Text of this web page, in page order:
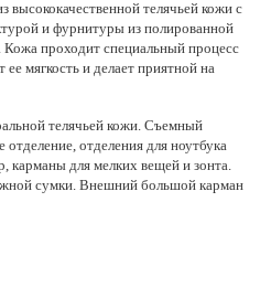
высококачественной телячьей кожи с
и фурнитуры из полированной
Кожа проходит специальный процесс
мягкость и делает приятной на
телячьей кожи. Съемный
отделения для ноутбука
карманы для мелких вещей и зонта.
сумки. Внешний большой карман